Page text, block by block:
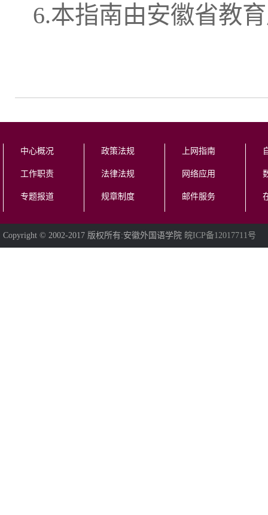
6.本指南由安徽省教
中心概况
工作职责
专题报道
政策法规
法律法规
规章制度
上网指南
网络应用
邮件服务
Copyright © 2002-2017 版权所有:安徽外国语学院 皖ICP备12017711号